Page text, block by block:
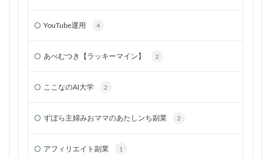
YouTube運用 4
あべむつき【ラッキーマイン】 2
ここなのAI大学 2
ずぼら主婦みおママのあたしンち副業 2
アフィリエイト副業 1